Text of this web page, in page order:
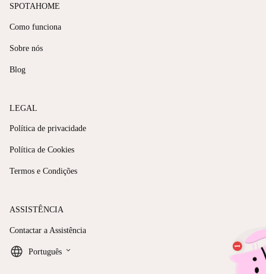
SPOTAHOME
Como funciona
Sobre nós
Blog
LEGAL
Política de privacidade
Política de Cookies
Termos e Condições
ASSISTÊNCIA
Contactar a Assistência
Português keyboard_arrow_down